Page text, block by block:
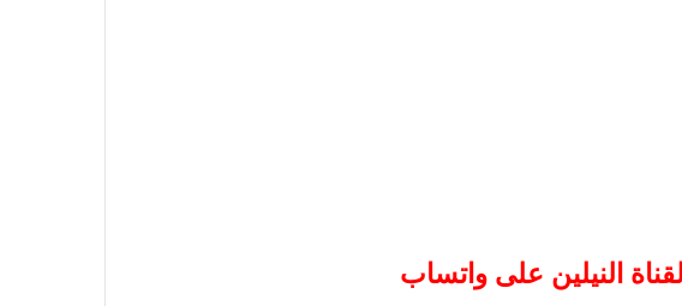
النيلين على واتساب